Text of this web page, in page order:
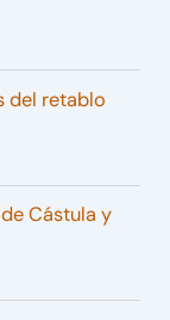
del retablo
Cástula y